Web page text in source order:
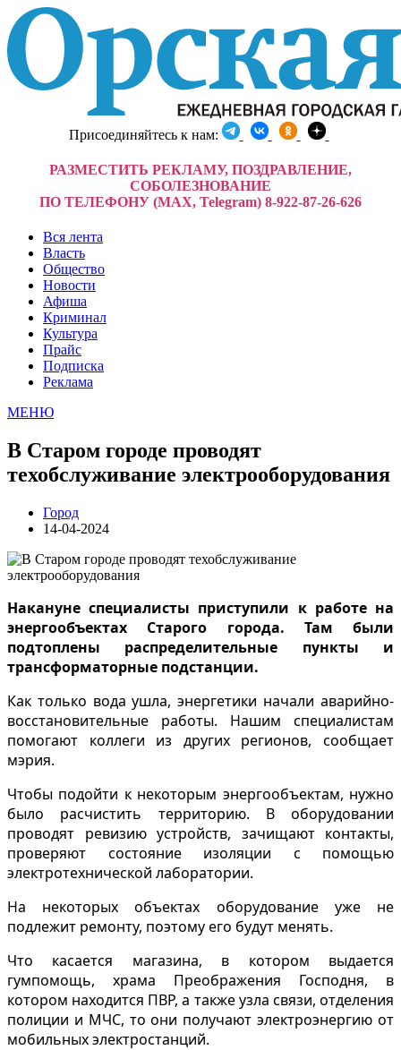
Присоединяйтесь к нам:
РАЗМЕСТИТЬ РЕКЛАМУ, ПОЗДРАВЛЕНИЕ,
СОБОЛЕЗНОВАНИЕ
ПО ТЕЛЕФОНУ (MAX, Telegram) 8-922-87-26-626
Вся лента
Власть
Общество
Новости
Афиша
Криминал
Культура
Прайс
Подписка
Реклама
МЕНЮ
В Старом городе проводят
техобслуживание электрооборудования
Город
14-04-2024
Накануне специалисты приступили к работе на
энергообъектах Старого города. Там были
подтоплены распределительные пункты и
трансформаторные подстанции.
Как только вода ушла, энергетики начали аварийно-
восстановительные работы. Нашим специалистам
помогают коллеги из других регионов, сообщает
мэрия.
Чтобы подойти к некоторым энергообъектам, нужно
было расчистить территорию. В оборудовании
проводят ревизию устройств, зачищают контакты,
проверяют состояние изоляции с помощью
электротехнической лаборатории.
На некоторых объектах оборудование уже не
подлежит ремонту, поэтому его будут менять.
Что касается магазина, в котором выдается
гумпомощь, храма Преображения Господня, в
котором находится ПВР, а также узла связи, отделения
полиции и МЧС, то они получают электроэнергию от
мобильных электростанций.